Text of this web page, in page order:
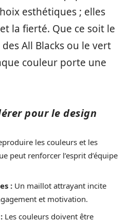
esthétiques ; elles
la fierté. Que ce soit le
All Blacks ou le vert
couleur porte une
pour le design
les couleurs et les
peut renforcer l’esprit d’équipe
: Un maillot attrayant incite
et motivation.
Les couleurs doivent être